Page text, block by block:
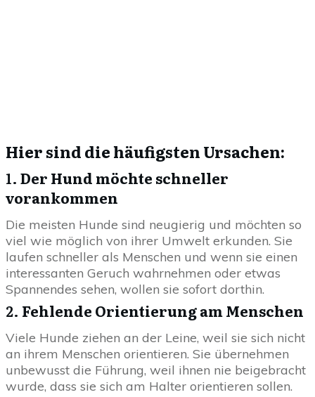
Hier sind die häufigsten Ursachen:
1. Der Hund möchte schneller
vorankommen
Die meisten Hunde sind neugierig und möchten so
viel wie möglich von ihrer Umwelt erkunden. Sie
laufen schneller als Menschen und wenn sie einen
interessanten Geruch wahrnehmen oder etwas
Spannendes sehen, wollen sie sofort dorthin.
2. Fehlende Orientierung am Menschen
Viele Hunde ziehen an der Leine, weil sie sich nicht
an ihrem Menschen orientieren. Sie übernehmen
unbewusst die Führung, weil ihnen nie beigebracht
wurde, dass sie sich am Halter orientieren sollen.